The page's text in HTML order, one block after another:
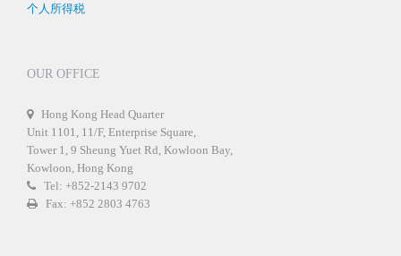
个人所得税
OUR OFFICE
Hong Kong Head Quarter
Unit 1101, 11/F, Enterprise Square,
Tower 1, 9 Sheung Yuet Rd, Kowloon Bay,
Kowloon, Hong Kong
Tel: +852-2143 9702
Fax: +852 2803 4763